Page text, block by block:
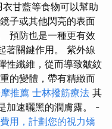
甘藍等食物可以幫助
子或其他閃亮的表面
預防也是一種更有效
著關鍵作用。 紫外線
性纖維，從而導致皺紋
的變體，帶有精緻而
推薦 士林撥筋療法 其
加速曬黑的潤膚露。 -
用，計劃您的視力矯